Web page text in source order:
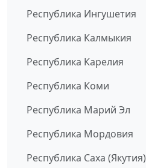
Республика Ингушетия
Республика Калмыкия
Республика Карелия
Республика Коми
Республика Марий Эл
Республика Мордовия
Республика Саха (Якутия)